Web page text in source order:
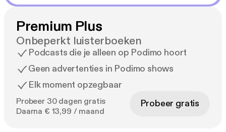
Premium Plus
Onbeperkt luisterboeken
Podcasts die je alleen op Podimo hoort
Geen advertenties in Podimo shows
Elk moment opzegbaar
Probeer 30 dagen gratis
Daarna € 13,99 / maand
Probeer gratis